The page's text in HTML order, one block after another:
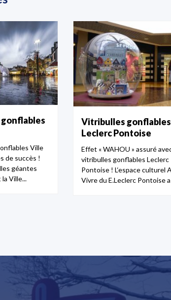
Ville
de succès !
géantes
Ville...
Vitribulles gonflables
Leclerc Pontoise
Effet « WAHOU » assuré
vitribulles gonflables Leclerc
Pontoise ! L‘espace culturel
Vivre du E.Leclerc Pontoise a